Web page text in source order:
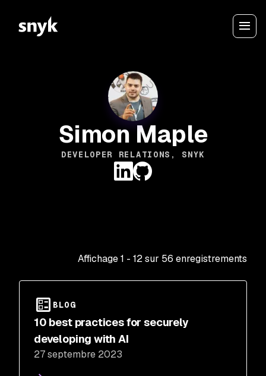
Simon Maple
DEVELOPER RELATIONS, SNYK
Affichage1 - 12sur 56 enregistrements
BLOG
10 best practices for securely
developing with AI
27 septembre 2023